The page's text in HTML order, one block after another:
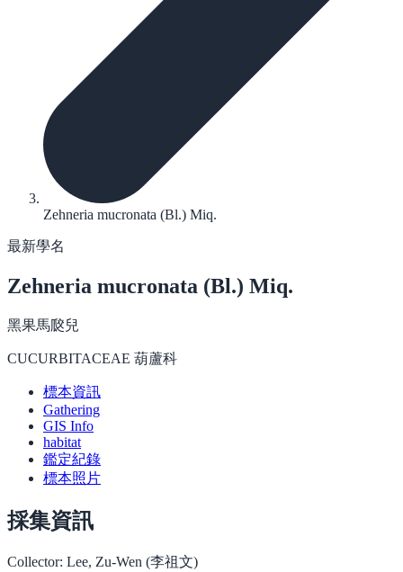
Zehneria mucronata (Bl.) Miq.
最新學名
Zehneria mucronata (Bl.) Miq.
黑果馬㼎兒
CUCURBITACEAE 葫蘆科
標本資訊
Gathering
GIS Info
habitat
鑑定紀錄
標本照片
採集資訊
Collector: Lee, Zu-Wen (李祖文)